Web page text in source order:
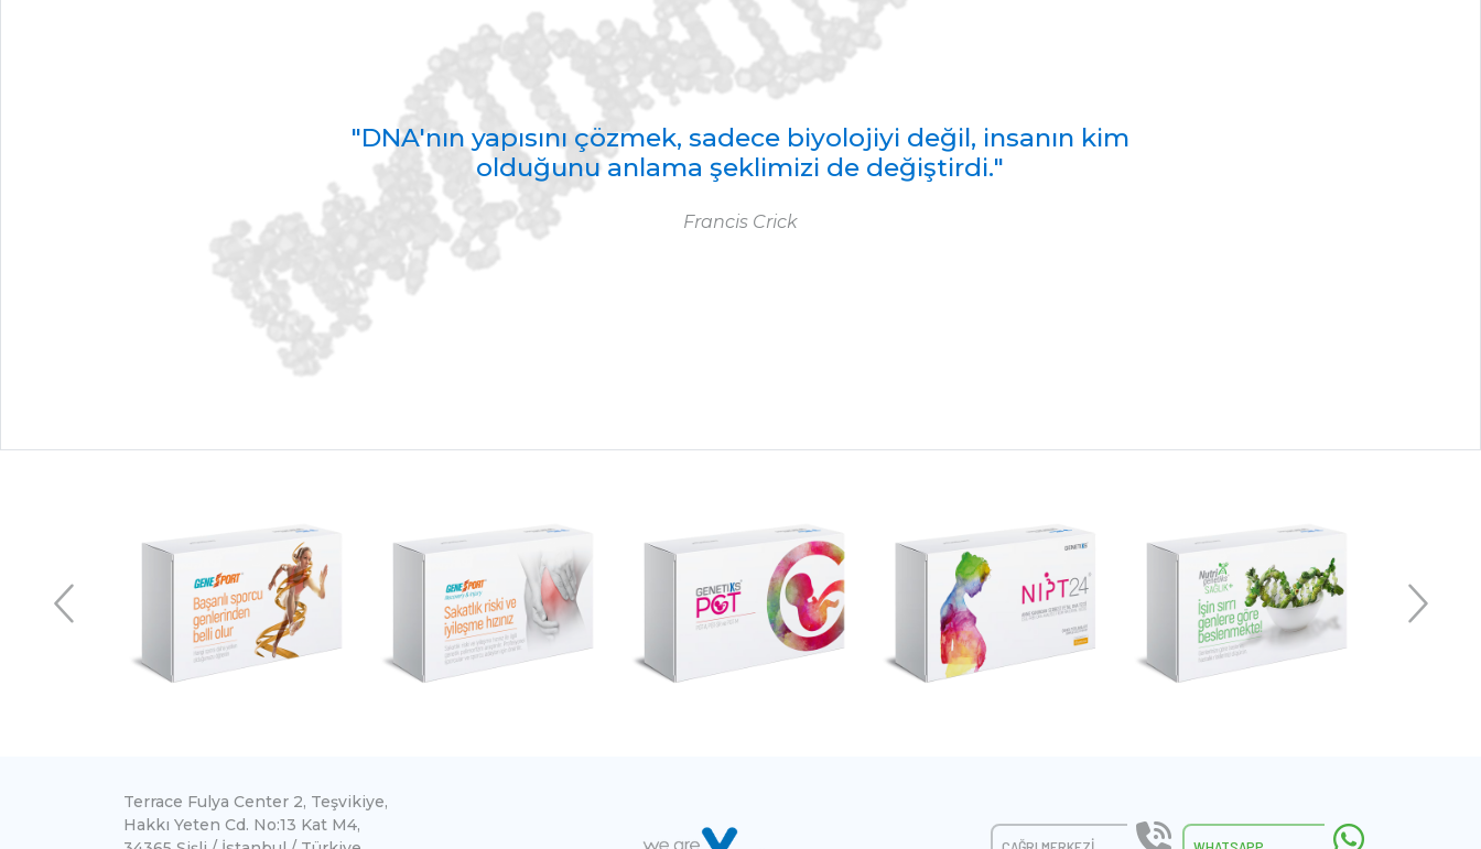
"DNA'nın yapısını çözmek, sadece biyolojiyi değil, insanın kim
olduğunu anlama şeklimizi de değiştirdi."
Francis Crick
Terrace Fulya Center 2, Teşvikiye,
Hakkı Yeten Cd. No:13 Kat M4,